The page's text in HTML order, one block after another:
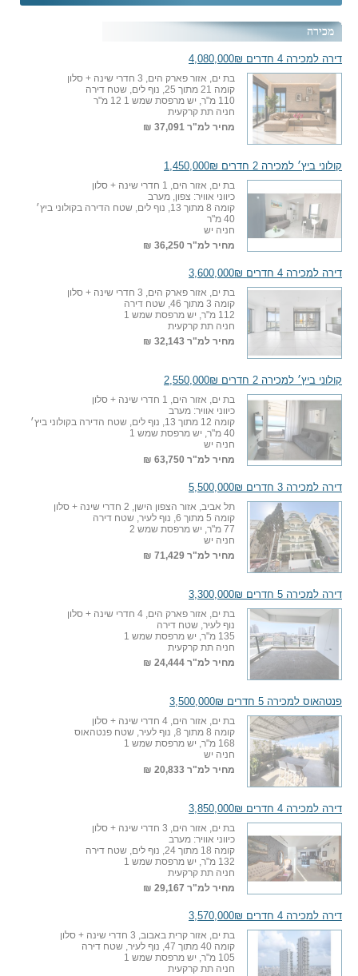
מכירה
דירה למכירה 4 חדרים 4,080,000₪
בת ים, אזור פארק הים, 3 חדרי שינה + סלון
קומה 21 מתוך 25, נוף לים, שטח דירה
110 מ"ר, יש מרפסת שמש 1 12 מ"ר
חניה תת קרקעית
מחיר למ"ר 37,091 ₪
קולוני ביץ׳ למכירה 2 חדרים 1,450,000₪
בת ים, אזור הים, 1 חדרי שינה + סלון
כיווני אוויר: צפון, מערב
קומה 8 מתוך 13, נוף לים, שטח הדירה בקולוני ביץ׳
40 מ"ר
חניה יש
מחיר למ"ר 36,250 ₪
דירה למכירה 4 חדרים 3,600,000₪
בת ים, אזור פארק הים, 3 חדרי שינה + סלון
קומה 3 מתוך 46, שטח דירה
112 מ"ר, יש מרפסת שמש 1
חניה תת קרקעית
מחיר למ"ר 32,143 ₪
קולוני ביץ׳ למכירה 2 חדרים 2,550,000₪
בת ים, אזור הים, 1 חדרי שינה + סלון
כיווני אוויר: מערב
קומה 12 מתוך 13, נוף לים, שטח הדירה בקולוני ביץ׳
40 מ"ר, יש מרפסת שמש 1
חניה יש
מחיר למ"ר 63,750 ₪
דירה למכירה 3 חדרים 5,500,000₪
תל אביב, אזור הצפון הישן, 2 חדרי שינה + סלון
קומה 5 מתוך 6, נוף לעיר, שטח דירה
77 מ"ר, יש מרפסת שמש 2
חניה יש
מחיר למ"ר 71,429 ₪
דירה למכירה 5 חדרים 3,300,000₪
בת ים, אזור פארק הים, 4 חדרי שינה + סלון
נוף לעיר, שטח דירה
135 מ"ר, יש מרפסת שמש 1
חניה תת קרקעית
מחיר למ"ר 24,444 ₪
פנטהאוס למכירה 5 חדרים 3,500,000₪
בת ים, אזור הים, 4 חדרי שינה + סלון
קומה 8 מתוך 8, נוף לעיר, שטח פנטהאוס
168 מ"ר, יש מרפסת שמש 1
חניה יש
מחיר למ"ר 20,833 ₪
דירה למכירה 4 חדרים 3,850,000₪
בת ים, אזור הים, 3 חדרי שינה + סלון
כיווני אוויר: מערב
קומה 18 מתוך 24, נוף לים, שטח דירה
132 מ"ר, יש מרפסת שמש 1
חניה תת קרקעית
מחיר למ"ר 29,167 ₪
דירה למכירה 4 חדרים 3,570,000₪
בת ים, אזור קרית באבוב, 3 חדרי שינה + סלון
קומה 40 מתוך 47, נוף לעיר, שטח דירה
105 מ"ר, יש מרפסת שמש 1
חניה תת קרקעית